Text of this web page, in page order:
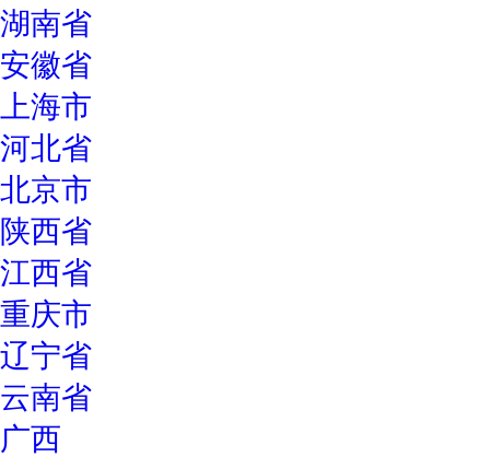
湖南省
安徽省
上海市
河北省
北京市
陕西省
江西省
重庆市
辽宁省
云南省
广西